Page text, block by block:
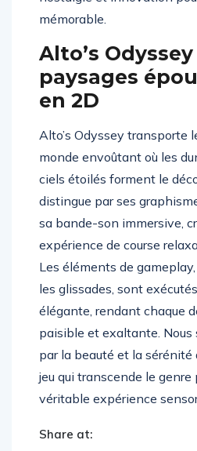
nostalgie et innovation
Alto’s
paysages
Alto’s Odyssey transporte
monde envoûtant où les
ciels étoilés forment le
distingue par ses
sa bande-son immersive,
expérience de course
Les éléments de
les glissades, sont
élégante, rendant chaque
paisible et exaltante. Nous
par la beauté et la sérénité
jeu qui transcende le genre